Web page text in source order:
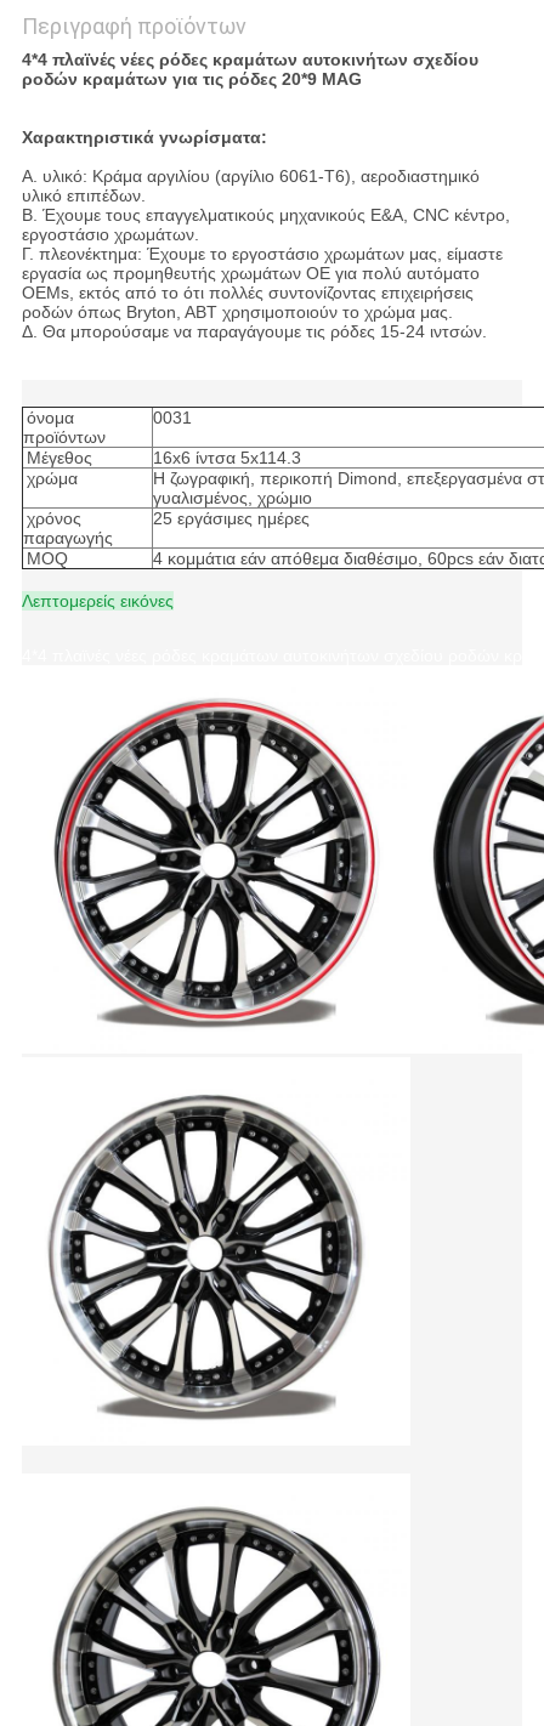
Περιγραφή προϊόντων
4*4 πλαϊνές νέες ρόδες κραμάτων αυτοκινήτων σχεδίου
ροδών κραμάτων για τις ρόδες 20*9 MAG
Χαρακτηριστικά γνωρίσματα:
Α. υλικό: Κράμα αργιλίου (αργίλιο 6061-T6), αεροδιαστημικό
υλικό επιπέδων.
Β. Έχουμε τους επαγγελματικούς μηχανικούς Ε&Α, CNC κέντρο,
εργοστάσιο χρωμάτων.
Γ. πλεονέκτημα: Έχουμε το εργοστάσιο χρωμάτων μας, είμαστε
εργασία ως προμηθευτής χρωμάτων OE για πολύ αυτόματο
OEMs, εκτός από το ότι πολλές συντονίζοντας επιχειρήσεις
ροδών όπως Bryton, ABT χρησιμοποιούν το χρώμα μας.
Δ. Θα μπορούσαμε να παραγάγουμε τις ρόδες 15-24 ιντσών.
όνομα
προϊόντων
0031
Μέγεθος
16x6 ίντσα 5x114.3
χρώμα
Η ζωγραφική, περικοπή Dimond, επεξεργασμένα
γυαλισμένος, χρώμιο
χρόνος
παραγωγής
25 εργάσιμες ημέρες
MOQ 4 κομμάτια εάν απόθεμα διαθέσιμο, 60pcs εάν
Λεπτομερείς εικόνες